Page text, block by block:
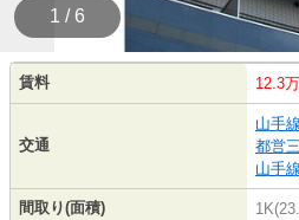
1 / 6
賃料 12.3
交通
山手線
都営
山手線
間取り(面積)